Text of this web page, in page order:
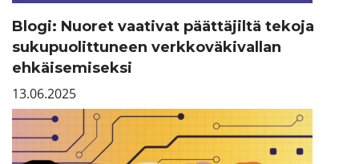
Blogi: Nuoret vaativat päättäjiltä tekoja
sukupuolittuneen verkkoväkivallan
ehkäisemiseksi
13.06.2025